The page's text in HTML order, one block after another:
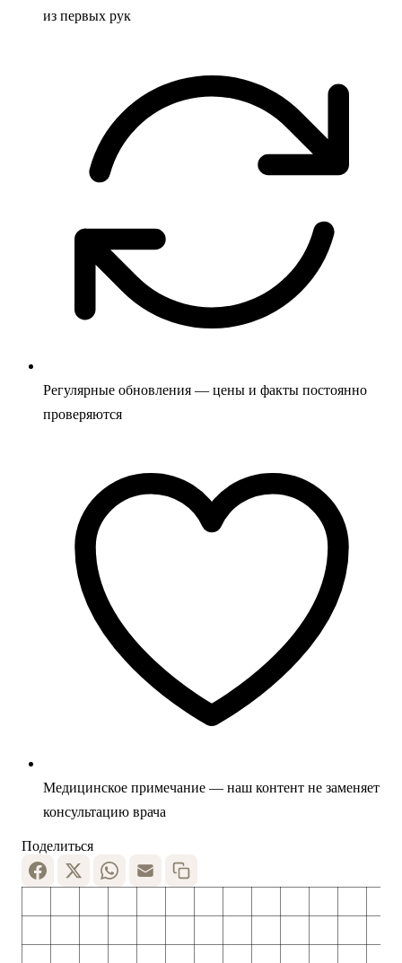
из первых рук
Регулярные обновления — цены и факты постоянно
проверяются
Медицинское примечание — наш контент не заменяет
консультацию врача
Поделиться